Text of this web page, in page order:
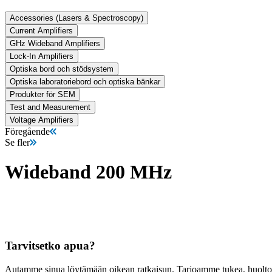
Accessories (Lasers & Spectroscopy)
Current Amplifiers
GHz Wideband Amplifiers
Lock-In Amplifiers
Optiska bord och stödsystem
Optiska laboratoriebord och optiska bänkar
Produkter för SEM
Test and Measurement
Voltage Amplifiers
Föregående
Se fler
Wideband 200 MHz
Tarvitsetko apua?
Autamme sinua löytämään oikean ratkaisun. Tarjoamme tukea,